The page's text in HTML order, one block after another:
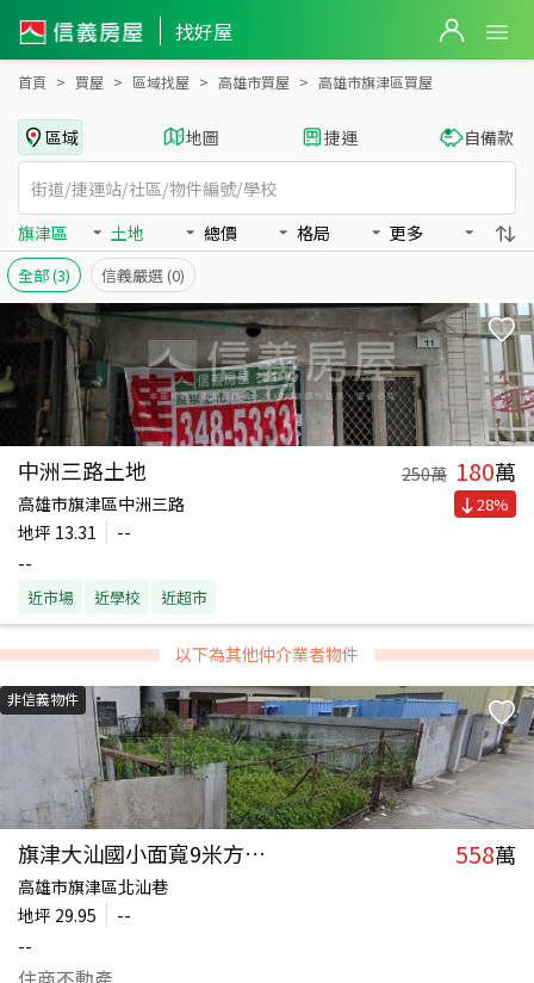
找好屋
高雄市旗津區買房：土地房屋物件出售、房價分析
首頁 買屋 區域找屋 高雄市買屋 高雄市旗津區買屋
區域 地圖 捷運 自備款
旗津區 土地 總價 格局 更多
全部(3) 信義嚴選 (0)
中洲三路土地 250萬 180萬
高雄市旗津區中洲三路
地坪 13.31
--
--
近市場 近學校 近超市
28%
以下為其他仲介業者物件
非信義物件
旗津大汕國小面寬9米方正建地 558萬
高雄市旗津區北汕巷
地坪 29.95
--
--